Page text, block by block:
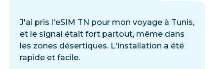
J'ai pris l'eSIM TN pour mon voyage à Tunis,
et le signal était fort partout, même dans
les zones désertiques. L'installation a été
rapide et facile.